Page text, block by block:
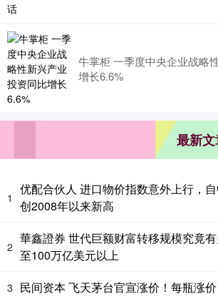
牛掌柜 一季度中央企业战略
增长6.6%
最新
1
优配合伙人 进口物价指数意外上行，
创2008年以来新高
2
華鑫證券 世代巨额财富转移规模究竟
至100万亿美元以上
3 民间资本 飞天茅台官宣涨价！每瓶涨